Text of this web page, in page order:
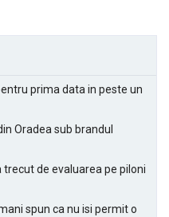
prima data in peste un
Oradea sub brandul
trecut de evaluarea pe piloni
spun ca nu isi permit o